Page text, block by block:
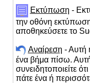
Εκτύπωση -
την οθόνη
αποθηκεύσετε το
Αναίρεση - Αυτή
ένα βήμα πίσω. Αυτή
συνειδητοποιείτε
πάτε ένα ή